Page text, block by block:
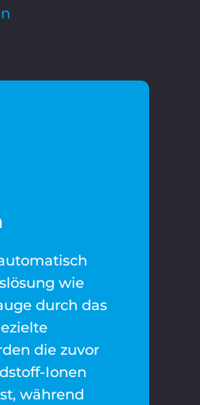
wie
durch das
die zuvor
Ionen
während